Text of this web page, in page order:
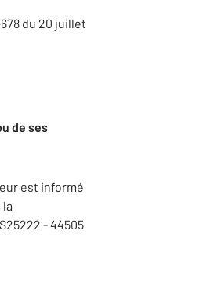
du 20 juillet
de ses
est informé
- 44505